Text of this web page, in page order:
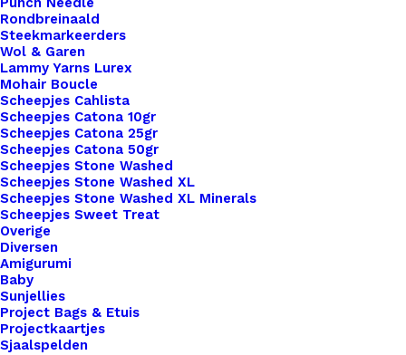
Rondbreinaald
Steekmarkeerders
Wol & Garen
Lammy Yarns Lurex
Mohair Boucle
Scheepjes Cahlista
Scheepjes Catona 10gr
Scheepjes Catona 25gr
Scheepjes Catona 50gr
Scheepjes Stone Washed
Scheepjes Stone Washed XL
Scheepjes Stone Washed XL Minerals
Scheepjes Sweet Treat
Overige
Diversen
Amigurumi
Baby
Sunjellies
Project Bags & Etuis
Projectkaartjes
Sjaalspelden
Unieke en kwaliteitsproducten
Overzicht
Nog meer leuks!